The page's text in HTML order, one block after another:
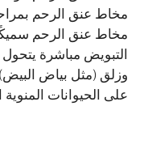
مخاط عنق الرحم
مخاط عنق الرحم
التبويض مباشرة
وزلق (مثل بياض
على الحيوانات